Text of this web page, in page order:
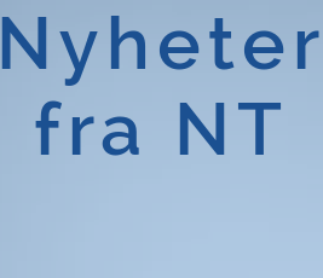
Nyheter
fra NT